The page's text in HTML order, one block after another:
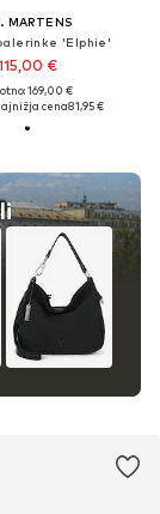
MARTENS
'Elphie'
€
169,00 €
cena81,95 €